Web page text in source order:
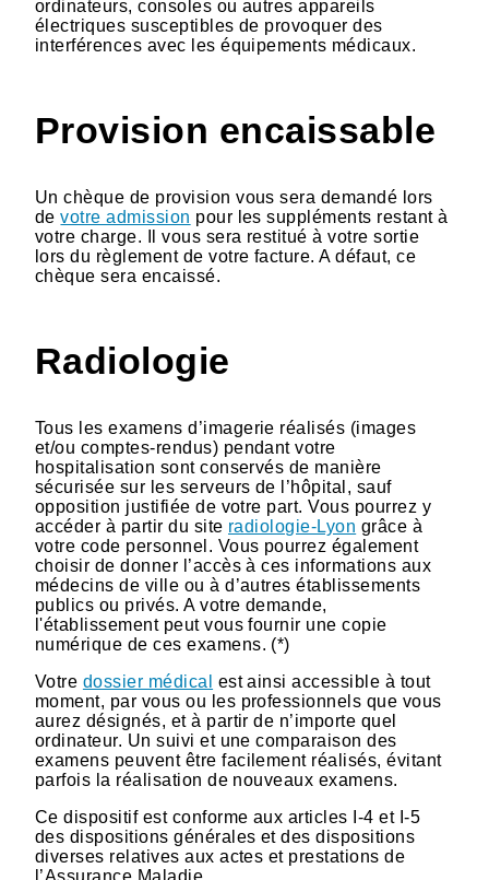
ordinateurs, consoles ou autres appareils
électriques susceptibles de provoquer des
interférences avec les équipements médicaux.
Provision encaissable
Un chèque de provision vous sera demandé lors
devotre admission pour les suppléments restant à
votre charge. Il vous sera restitué à votre sortie
lors du règlement de votre facture. A défaut, ce
chèque sera encaissé.
Radiologie
Tous les examens d’imagerie réalisés (images
et/ou comptes-rendus) pendant votre
hospitalisation sont conservés de manière
sécurisée sur les serveurs de l’hôpital, sauf
opposition justifiée de votre part. Vous pourrez y
accéder à partir du site radiologie-Lyon grâce à
votre code personnel. Vous pourrez également
choisir de donner l’accès à ces informations aux
médecins de ville ou à d’autres établissements
publics ou privés. A votre demande,
l'établissement peut vous fournir une copie
numérique de ces examens. (*)
Votre dossier médical
est ainsi accessible à tout
moment, par vous ou les professionnels que vous
aurez désignés, et à partir de n’importe quel
ordinateur. Un suivi et une comparaison des
examens peuvent être facilement réalisés, évitant
parfois la réalisation de nouveaux examens.
Ce dispositif est conforme aux articles I-4 et I-5
des dispositions générales et des dispositions
diverses relatives aux actes et prestations de
l’Assurance Maladie.